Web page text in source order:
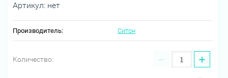
Артикул: нет
Производитель: Ситон
Количество: − +